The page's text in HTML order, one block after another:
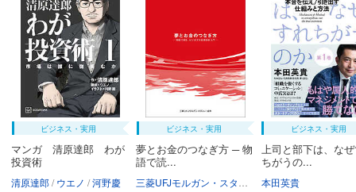
ビジネス・実用
マンガ 清原達郎 わが
投資術
清原達郎 ウエノ 河野慶
ビジネス・実用
夢とお金のつなぎ方 ─ 物
語で読...
ビジネス・実用
上司と部下は、な
ちがうの...
本田英貴